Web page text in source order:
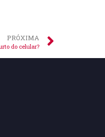
PRÓXIMA
do celular?